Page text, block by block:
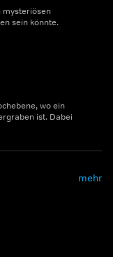
mysteriösen
sein könnte.
wo ein
ist. Dabei
mehr